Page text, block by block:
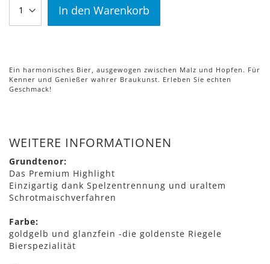
In den Warenkorb
Ein harmonisches Bier, ausgewogen zwischen Malz und Hopfen. Für
Kenner und Genießer wahrer Braukunst. Erleben Sie echten
Geschmack!
WEITERE INFORMATIONEN
Grundtenor:
Das Premium Highlight
Einzigartig dank Spelzentrennung und uraltem
Schrotmaischverfahren
Farbe:
goldgelb und glanzfein -die goldenste Riegele
Bierspezialität